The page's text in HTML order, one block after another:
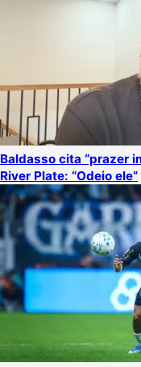
Baldasso cita “prazer
River Plate: “Odeio ele”